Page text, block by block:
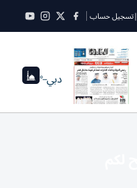
|تسجيل حساب
دبي--°